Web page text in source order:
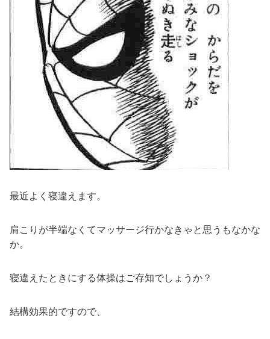
最近よく寝違えます。
肩こりが半端なくてマッサージ行かなきゃと思うもなかな
か。
寝違えたときにする体操はご存知でしょうか？
結構効果的ですので、